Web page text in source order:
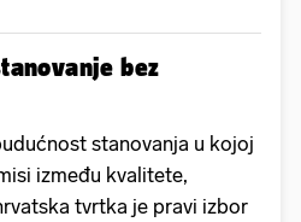
bez
stanovanja u kojoj
između kvalitete,
tvrtka je pravi izbor